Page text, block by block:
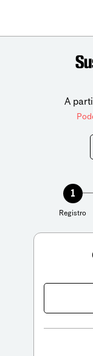
A
1
Registro